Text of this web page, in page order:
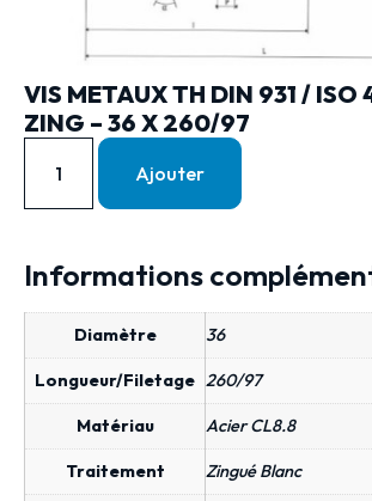
VIS METAUX TH DIN 931 / ISO
ZING – 36 X 260/97
Ajouter
Informations
Diamètre 36
Longueur/Filetage 260/97
Matériau Acier CL8.8
Traitement Zingué Blanc